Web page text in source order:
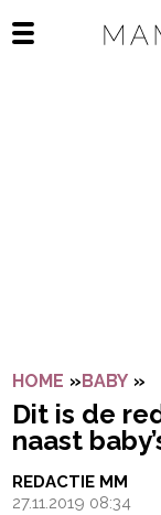
Open het
HOME »BABY »
Dit is de
naast
REDACTIE MM
27.11.2019 08:34